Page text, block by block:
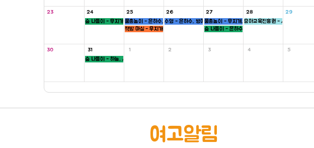
23
24
숲 나들이 - 무지개, 씨앗반
25
물총놀이 - 은하수, 새싹, 병아리반
책방 마실 - 무지개 ,하늘반
26
수영 - 은하수, 병아리반
27
물총놀이 - 무지개, 씨앗, 하늘반
숲 나들이 - 은하수, 병아리반
28
유아교육진흥원 - 새싹반
29
30
31
숲 나들이 - 하늘, 새싹반
1 2 3 4 5
여고알림